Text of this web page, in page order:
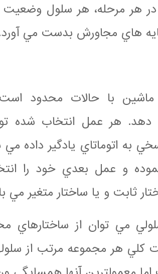
هر مرحله، هر سلول وضعيت
هاي مجاورش بدست مي
با حالات محدود
دهد. هر عمل انتخاب شده
به اتوماتاي يادگير داده مي
و عمل بعدي خود را
ثابت و يا ساختار متغير مي
سلولي مي توان از ساختارهاي
كلي هر مجموعه مرتب از